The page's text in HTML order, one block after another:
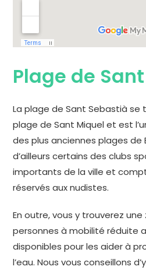
Plage de
La plage de Sant Sebastià se
plage de Sant Miquel et est
des plus anciennes plages de
d’ailleurs certains des clubs
importants de la ville et
réservés aux nudistes.
En outre, vous y trouverez
personnes à mobilité réduite
disponibles pour les aider à
l’eau. Nous vous conseillons